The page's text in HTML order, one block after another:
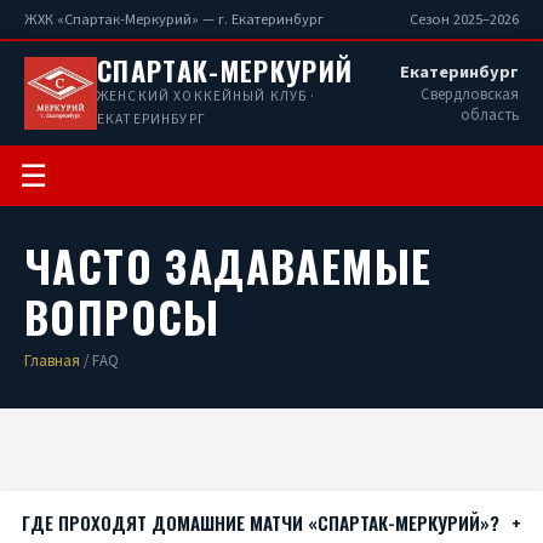
ЖХК «Спартак-Меркурий» — г. Екатеринбург Сезон 2025–2026
СПАРТАК-МЕРКУРИЙ
ЖЕНСКИЙ ХОККЕЙНЫЙ КЛУБ ·
ЕКАТЕРИНБУРГ
Екатеринбург
Свердловская
область
☰
ЧАСТО ЗАДАВАЕМЫЕ
ВОПРОСЫ
Главная / FAQ
ГДЕ ПРОХОДЯТ ДОМАШНИЕ МАТЧИ «СПАРТАК-МЕРКУРИЙ»? +